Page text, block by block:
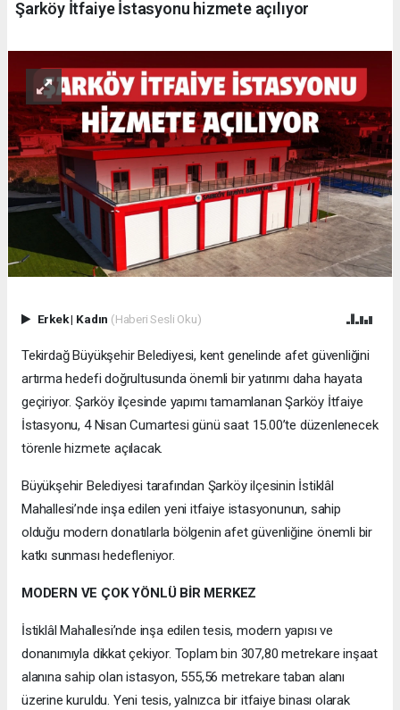
Şarköy İtfaiye İstasyonu hizmete açılıyor
Erkek| Kadın (Haberi Sesli Oku)
Tekirdağ Büyükşehir Belediyesi, kent genelinde afet güvenliğini
artırma hedefi doğrultusunda önemli bir yatırımı daha hayata
geçiriyor. Şarköy ilçesinde yapımı tamamlanan Şarköy İtfaiye
İstasyonu, 4 Nisan Cumartesi günü saat 15.00’te düzenlenecek
törenle hizmete açılacak.
Büyükşehir Belediyesi tarafından Şarköy ilçesinin İstiklâl
Mahallesi’nde inşa edilen yeni itfaiye istasyonunun, sahip
olduğu modern donatılarla bölgenin afet güvenliğine önemli bir
katkı sunması hedefleniyor.
MODERN VE ÇOK YÖNLÜ BİR MERKEZ
İstiklâl Mahallesi’nde inşa edilen tesis, modern yapısı ve
donanımıyla dikkat çekiyor. Toplam bin 307,80 metrekare inşaat
alanına sahip olan istasyon, 555,56 metrekare taban alanı
üzerine kuruldu. Yeni tesis, yalnızca bir itfaiye binası olarak